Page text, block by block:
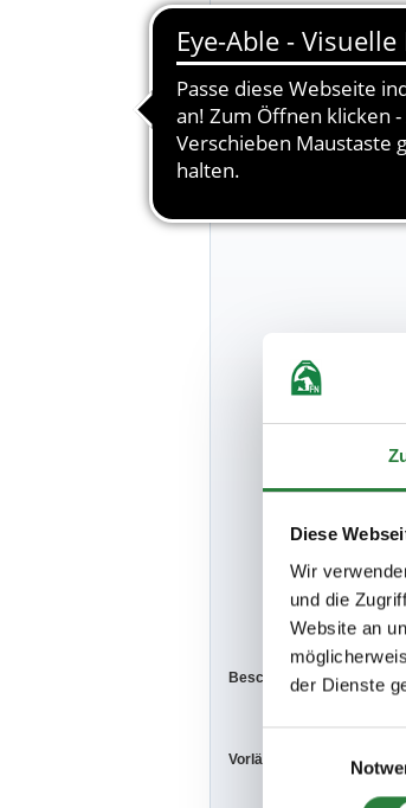
Diese
Wir
und die
Website an
der Dienste
Besondere
Beschaffenheit der Plätze:
Vorläufige Zeitenteilung: